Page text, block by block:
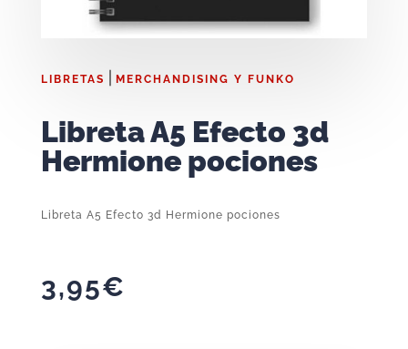
LIBRETAS MERCHANDISING Y FUNKO
Libreta A5 Efecto 3d
Hermione pociones
Libreta A5 Efecto 3d Hermione pociones
3,95€